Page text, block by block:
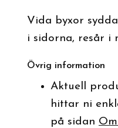
Vida byxor
i sidorna, resår i
Övrig information
Aktuell
hittar ni
på sidan